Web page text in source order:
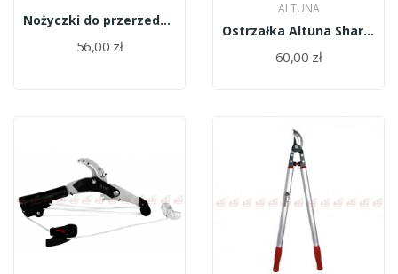
Nożyczki do przerzedzania zawiązków/JASO0000THIN/
56,00 zł
ALTUNA
Ostrzałka Altuna Sharpener - 8140
60,00 zł